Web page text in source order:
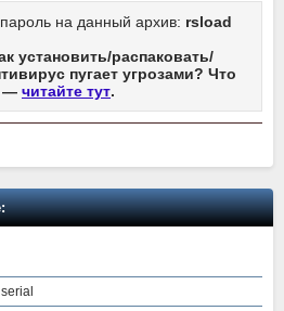
на данный архив: rsload
установить/распаковать/
пугает угрозами? Что
— читайте тут.